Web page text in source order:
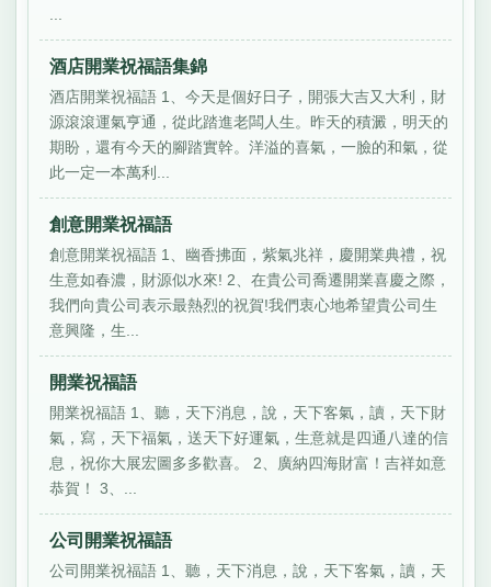
...
酒店開業祝福語集錦
酒店開業祝福語 1、今天是個好日子，開張大吉又大利，財
源滾滾運氣亨通，從此踏進老闆人生。昨天的積澱，明天的
期盼，還有今天的腳踏實幹。洋溢的喜氣，一臉的和氣，從
此一定一本萬利...
創意開業祝福語
創意開業祝福語 1、幽香拂面，紫氣兆祥，慶開業典禮，祝
生意如春濃，財源似水來! 2、在貴公司喬遷開業喜慶之際，
我們向貴公司表示最熱烈的祝賀!我們衷心地希望貴公司生
意興隆，生...
開業祝福語
開業祝福語 1、聽，天下消息，說，天下客氣，讀，天下財
氣，寫，天下福氣，送天下好運氣，生意就是四通八達的信
息，祝你大展宏圖多多歡喜。 2、廣納四海財富！吉祥如意
恭賀！ 3、...
公司開業祝福語
公司開業祝福語 1、聽，天下消息，說，天下客氣，讀，天